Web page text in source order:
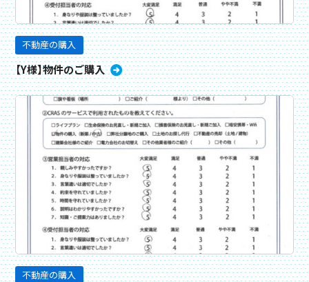
不動産の購入
【Y様】物件のご購入
不動産の購入